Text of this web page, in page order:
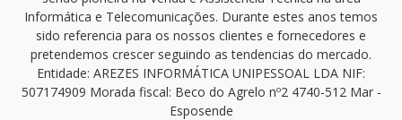
Informática e Telecomunicações. Durante estes anos temos
sido referencia para os nossos clientes e fornecedores e
pretendemos crescer seguindo as tendencias do mercado.
Entidade: AREZES INFORMÁTICA UNIPESSOAL LDA NIF:
507174909 Morada fiscal: Beco do Agrelo nº2 4740-512 Mar -
Esposende